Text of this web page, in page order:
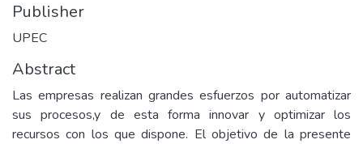
Publisher
UPEC
Abstract
Las empresas realizan grandes esfuerzos por automatizar
sus procesos,y de esta forma innovar y optimizar los
recursos con los que dispone. El objetivo de la presente